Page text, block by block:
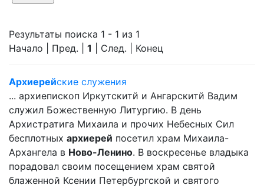
Результаты поиска 1 - 1 из 1
Начало | Пред. | 1 | След. | Конец
Архиерейские служения
... архиепископ Иркутскитй и Ангарскитй Вадим
служил Божественную Литургию. В день
Архистратига Михаила и прочих Небесных Сил
бесплотных архиерей посетил храм Михаила-
Архангела в Ново-Ленино. В воскресенье владыка
порадовал своим посещением храм святой
блаженной Ксении Петербургской и святого